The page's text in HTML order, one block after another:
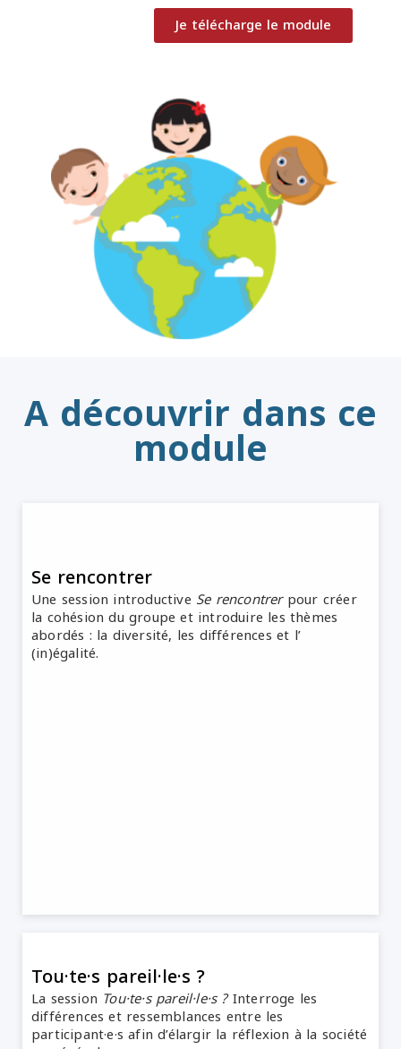
Je télécharge le module
A découvrir dans ce
module
Se rencontrer
Une session introductive Se rencontrerpour créer
la cohésion du groupe et introduire les thèmes
abordés : la diversité, les différences et l’
(in)égalité.
Tou·te·s pareil·le·s ?
La session Tou·te·s pareil·le·s ?Interroge les
différences et ressemblances entre les
participant·e·s afin d’élargir la réflexion à la société